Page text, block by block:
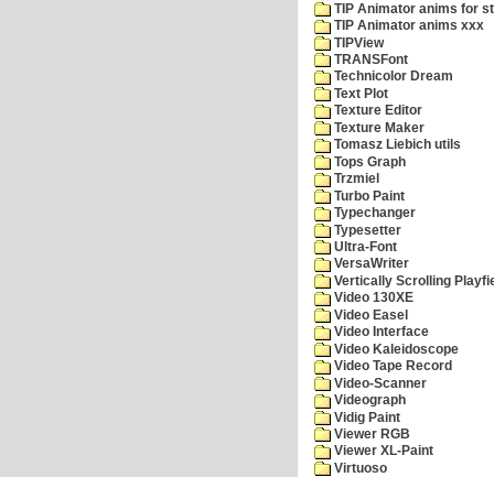
TIP Animator anims for
TIP Animator anims xxx
TIPView
TRANSFont
Technicolor Dream
Text Plot
Texture Editor
Texture Maker
Tomasz Liebich utils
Tops Graph
Trzmiel
Turbo Paint
Typechanger
Typesetter
Ultra-Font
VersaWriter
Vertically Scrolling
Video 130XE
Video Easel
Video Interface
Video Kaleidoscope
Video Tape Record
Video-Scanner
Videograph
Vidig Paint
Viewer RGB
Viewer XL-Paint
Virtuoso